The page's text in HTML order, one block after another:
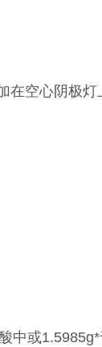
空心阴极灯
或1.5985g*